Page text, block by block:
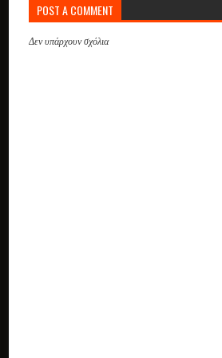
POST A COMMENT
Δεν υπάρχουν σχόλια